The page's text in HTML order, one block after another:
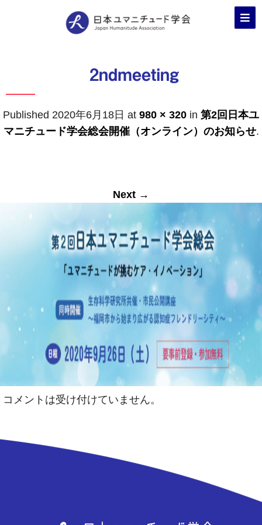
2ndmeeting
Published 2020年6月18日 at 980 × 320 in 第2回日本ユ
マニチュード学会総会開催（オンライン）のお知らせ.
Next →
コメントは受け付けていません。